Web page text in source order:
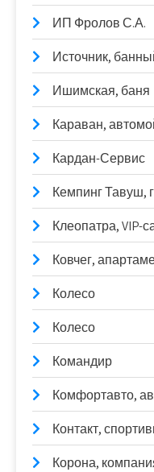
ИП Фролов С.А.
Источник,
Ишимская, баня
Караван,
Кардан-Сервис
Кемпинг Тавуш,
Клеопатра, VIP-
Ковчег,
Колесо
Колесо
Командир
Комфортавто,
Контакт,
Корона,